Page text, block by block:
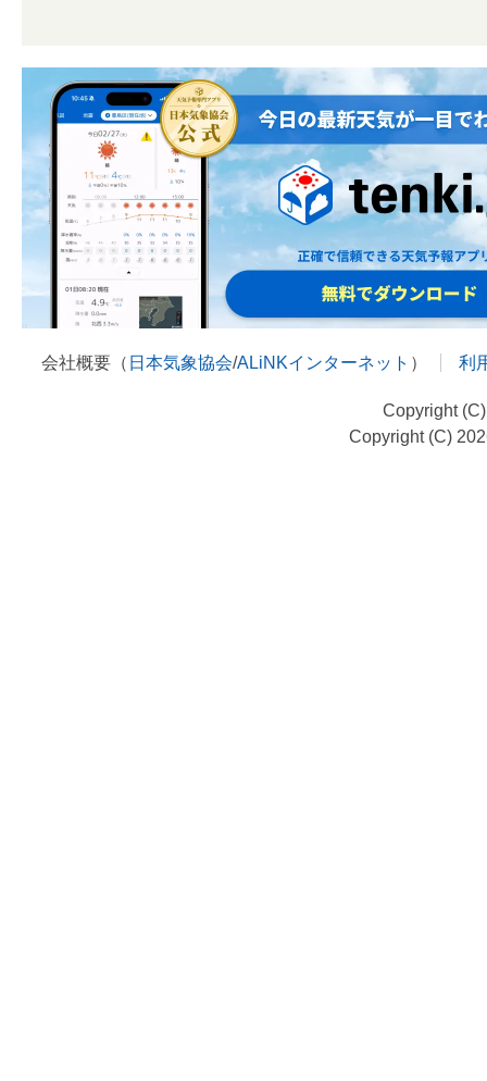
会社概要（ 日本気象協会/ALiNKインターネット ） 利
Copyright
Copyright (C)